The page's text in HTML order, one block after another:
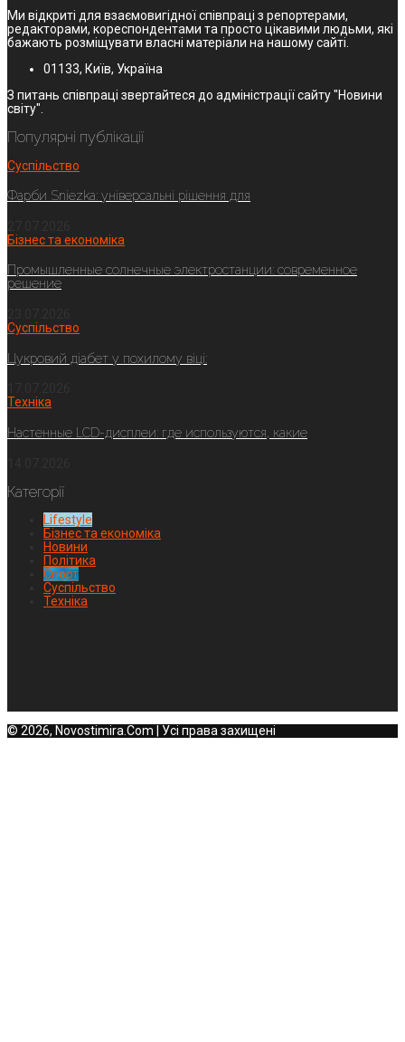
Ми відкриті для взаємовигідної співпраці з репортерами,
редакторами, кореспондентами та просто цікавими людьми, які
бажають розміщувати власні матеріали на нашому сайті.
01133, Київ, Україна
З питань співпраці звертайтеся до адміністрації сайту "Новини
світу".
Популярні публікації
Суспільство
Фарби Sniezka: універсальні рішення для
Бізнес та економіка
Промышленные солнечные электростанции: современное
решение
Суспільство
Цукровий діабет у похилому віці:
Техніка
Настенные LCD-дисплеи: где используются, какие
Категорії
Lifestyle
Бізнес та економіка
Новини
Політика
Спорт
Суспільство
Техніка
© 2026, Novostimira.Com | Усі права захищені